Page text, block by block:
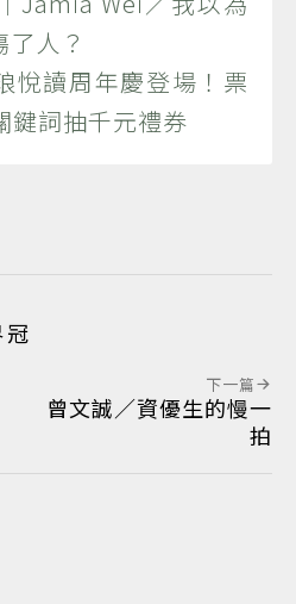
人？
讀周年慶登場！票
鍵詞抽千元禮券
下一篇
曾文誠／資優生的慢一
拍